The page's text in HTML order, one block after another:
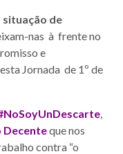
situação de
nas à frente no
e
Jornada de 1º de
,
Decenteque nos
contra “o